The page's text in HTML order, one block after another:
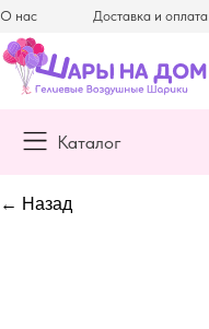
Доставка и оплата
О нас
Каталог
← Назад